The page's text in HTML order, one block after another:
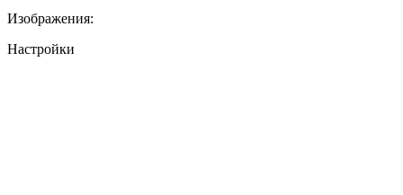
Изображения:
Настройки